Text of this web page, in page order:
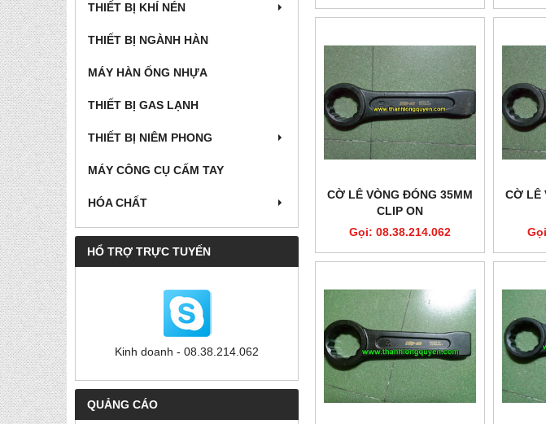
THIẾT BỊ KHÍ NÉN
THIẾT BỊ NGÀNH HÀN
MÁY HÀN ỐNG NHỰA
THIẾT BỊ GAS LẠNH
THIẾT BỊ NIÊM PHONG
MÁY CÔNG CỤ CẤM TAY
HÓA CHẤT
HỔ TRỢ TRỰC TUYẾN
Kinh doanh - 08.38.214.062
QUẢNG CÁO
CỜ LÊ VÒNG ĐÓNG 35MM
CLIP ON
Gọi: 08.38.214.062
CỜ LÊ